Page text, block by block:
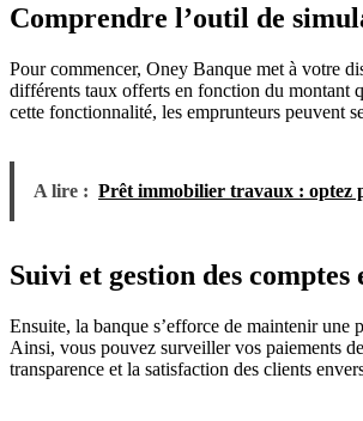
Comprendre l’outil de
Pour commencer, Oney Banque met à votre
différents taux offerts en fonction du montant
cette fonctionnalité, les emprunteurs peuvent
A lire : Prêt immobilier travaux : optez
Suivi et gestion des comptes
Ensuite, la banque s’efforce de maintenir
Ainsi, vous pouvez surveiller vos paiements
transparence et la satisfaction des clients